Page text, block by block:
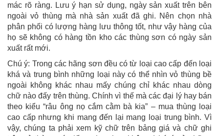
mác rõ ràng. Lưu ý hạn sử dụng, ngày sản xuất trên bên
ngoài vỏ thùng mà nhà sản xuất đã ghi. Nên chọn nhà
phân phối có lượng hàng lưu thông tốt, như vậy hàng của
họ sẽ không có hàng tồn kho các thùng sơn có ngày sản
xuất rất mới.
Chú ý: Trong các hãng sơn đều có từ loại cao cấp đến loại
khá và trung bình những loại này có thể nhìn vỏ thùng bề
ngoài không khác nhau mấy chúng chỉ khác nhau dòng
chữ nào đấy trên thùng. Chính vì thế mà các đại lý hay bán
theo kiểu “râu ông nọ cắm cằm bà kia” – mua thùng loại
cao cấp nhưng khi mang đến lại mang loại trung bình. Vì
vậy, chúng ta phải xem kỹ chữ trên bảng giá và chữ ghi